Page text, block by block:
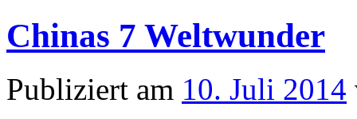
Chinas 7 Weltwunder
Publiziert am 10. Juli 2014